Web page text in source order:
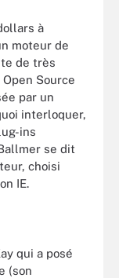
à
moteur de
de très
Source
par un
interloquer,
ins
se dit
choisi
IE.
qui a posé
(son